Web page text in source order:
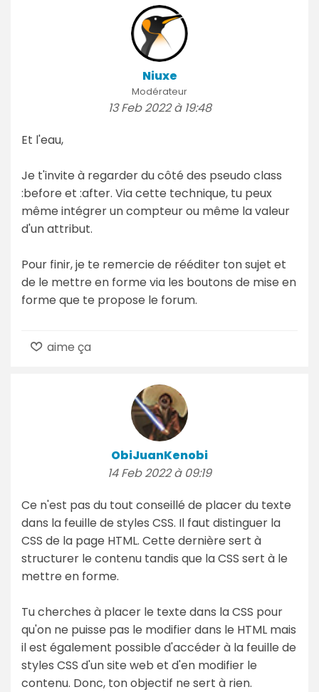
Niuxe
Modérateur
13 Feb 2022 à 19:48
Et l'eau,
Je t'invite à regarder du côté des pseudo class
:before et :after. Via cette technique, tu peux
même intégrer un compteur ou même la valeur
d'un attribut.
Pour finir, je te remercie de rééditer ton sujet et
de le mettre en forme via les boutons de mise en
forme que te propose le forum.
aime ça
ObiJuanKenobi
14 Feb 2022 à 09:19
Ce n'est pas du tout conseillé de placer du texte
dans la feuille de styles CSS. Il faut distinguer la
CSS de la page HTML. Cette dernière sert à
structurer le contenu tandis que la CSS sert à le
mettre en forme.
Tu cherches à placer le texte dans la CSS pour
qu'on ne puisse pas le modifier dans le HTML mais
il est également possible d'accéder à la feuille de
styles CSS d'un site web et d'en modifier le
contenu. Donc, ton objectif ne sert à rien.